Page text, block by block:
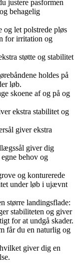
justere pasformen
behagelig
og let polstrede pløs
for irritation og
støtte og stabilitet
holdes på
løb.
skoene af og på og
ekstra stabilitet og
giver ekstra
giver dig
behov og
og konturerede
under løb i ujævnt
større landingsflade:
stabiliteten og giver
for at undgå skader.
får du en naturlig og
giver dig en